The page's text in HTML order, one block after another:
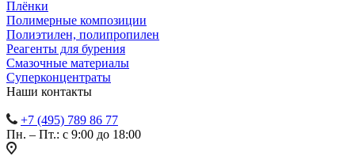
Плёнки
Полимерные композиции
Полиэтилен, полипропилен
Реагенты для бурения
Смазочные материалы
Суперконцентраты
Наши контакты
+7 (495) 789 86 77
Пн. – Пт.: с 9:00 до 18:00